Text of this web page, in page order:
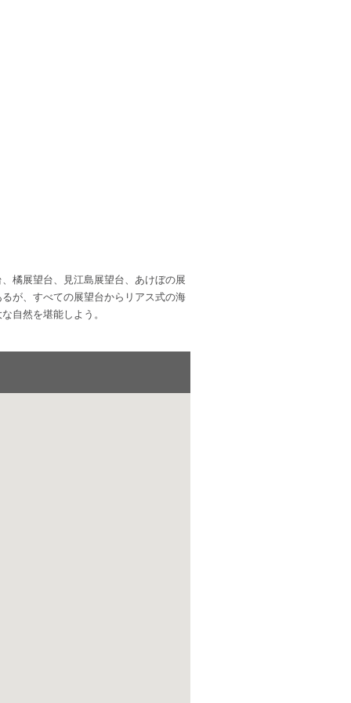
橘展望台、見江島展望台、あけぼの展
が、すべての展望台からリアス式の海
自然を堪能しよう。